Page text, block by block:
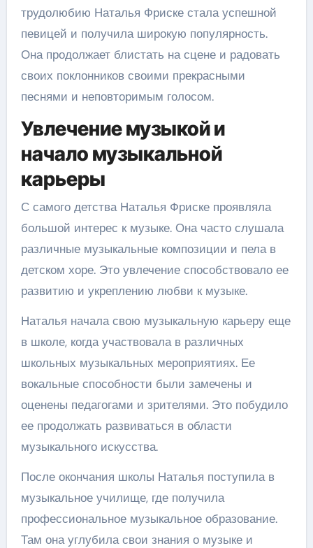
трудолюбию Наталья Фриске стала успешной
певицей и получила широкую популярность.
Она продолжает блистать на сцене и радовать
своих поклонников своими прекрасными
песнями и неповторимым голосом.
Увлечение музыкой и
начало музыкальной
карьеры
С самого детства Наталья Фриске проявляла
большой интерес к музыке. Она часто слушала
различные музыкальные композиции и пела в
детском хоре. Это увлечение способствовало ее
развитию и укреплению любви к музыке.
Наталья начала свою музыкальную карьеру еще
в школе, когда участвовала в различных
школьных музыкальных мероприятиях. Ее
вокальные способности были замечены и
оценены педагогами и зрителями. Это побудило
ее продолжать развиваться в области
музыкального искусства.
После окончания школы Наталья поступила в
музыкальное училище, где получила
профессиональное музыкальное образование.
Там она углубила свои знания о музыке и